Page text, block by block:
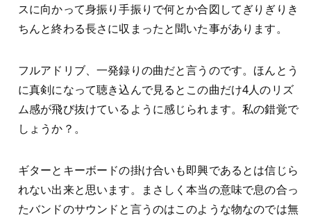
スに向かって身振り手振りで何とか合図してぎりぎりき
ちんと終わる長さに収まったと聞いた事があります。
フルアドリブ、一発録りの曲だと言うのです。ほんとう
に真剣になって聴き込んで見るとこの曲だけ4人のリズ
ム感が飛び抜けているように感じられます。私の錯覚で
しょうか？。
ギターとキーボードの掛け合いも即興であるとは信じら
れない出来と思います。まさしく本当の意味で息の合っ
たバンドのサウンドと言うのはこのような物なのでは無